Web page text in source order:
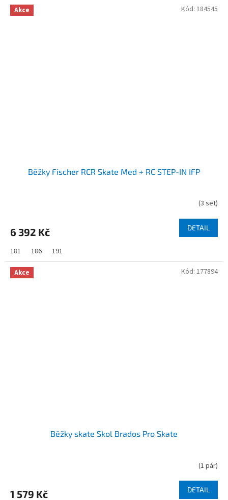
Akce
Běžky Fischer RCR Skate Med + RC STEP-IN IFP
(3 set)
6 392 Kč DETAIL
181 186 191
Kód: 184545
Akce
Běžky skate Skol Brados Pro Skate
(1 pár)
1 579 Kč DETAIL
Kód: 177894